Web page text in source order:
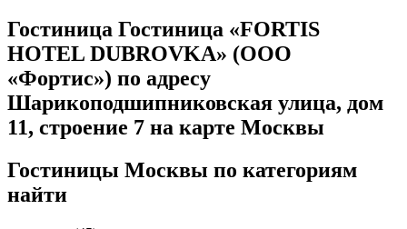
Гостиница Гостиница «FORTIS
HOTEL DUBROVKA» (ООО
«Фортис») по адресу
Шарикоподшипниковская улица, дом
11, строение 7 на карте Москвы
Гостиницы Москвы по категориям
найти